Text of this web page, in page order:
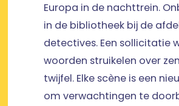
Europa in de nachttrein.
in de bibliotheek bij de
detectives. Een sollicitatie
woorden struikelen over
twijfel. Elke scène is een
om verwachtingen te